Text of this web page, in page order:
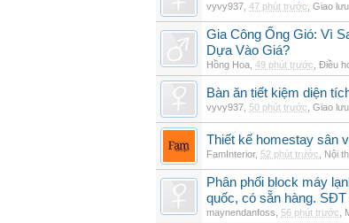
vyvy937 47 phút trước Giao lưu
Gia Công Ống Gió: Vì
Dựa Vào Giá?
Hồng Hoa 49 phút trước Điều
Bàn ăn tiết kiệm diện
vyvy937 50 phút trước Giao lưu
Thiết kế homestay sân
FamInterior, 52 phút trước Nội
Phân phối block máy
quốc, có sẵn hàng. SĐT
maynendanfoss 56 phút trước